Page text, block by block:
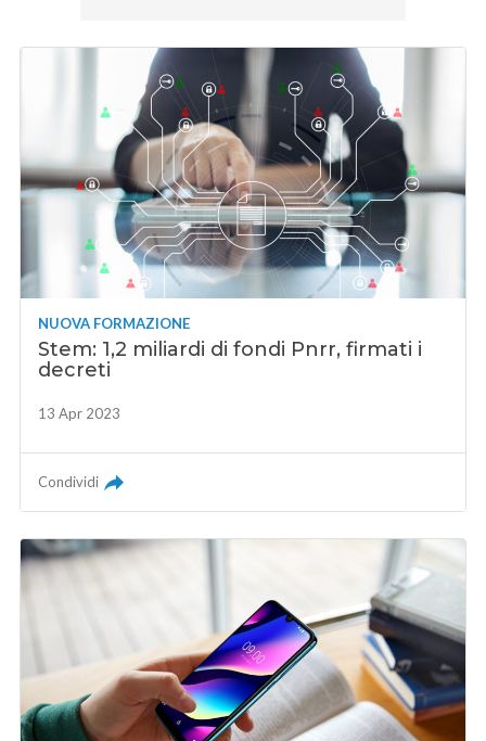
NUOVA FORMAZIONE
Stem: 1,2 miliardi di fondi Pnrr, firmati i
decreti
13 Apr 2023
Condividi